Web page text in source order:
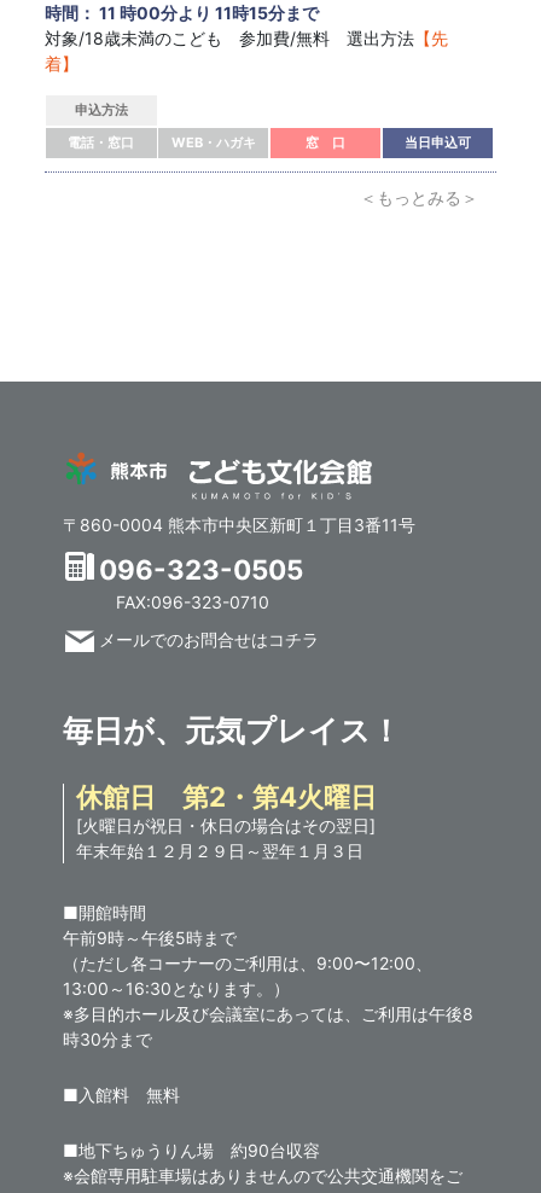
時間： 11 時00分より 11時15分まで
対象/18歳未満のこども 参加費/無料 選出方法 【先
着】
申込方法
電話・窓口
WEB・ハガキ 窓 口 当日申込可
＜もっとみる＞
〒860-0004 熊本市中央区新町１丁目3番11号
096-323-0505
FAX:096-323-0710
メールでのお問合せはコチラ
毎日が、元気プレイス！
休館日 第2・第4火曜日
[火曜日が祝日・休日の場合はその翌日]
年末年始１２月２９日～翌年１月３日
■開館時間
午前9時～午後5時まで
（ただし各コーナーのご利用は、9:00〜12:00、
13:00～16:30となります。）
※多目的ホール及び会議室にあっては、ご利用は午後8
時30分まで
■入館料 無料
■地下ちゅうりん場 約90台収容
※会館専用駐車場はありませんので公共交通機関をご